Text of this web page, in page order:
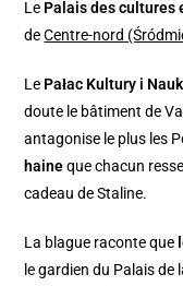
Le Palais des cultures
deCentre-nord
Le Pałac Kultury i
doute le bâtiment de
antagonise le plus les
haineque chacun
cadeau de Staline.
La blague raconte que
le gardien du Palais de